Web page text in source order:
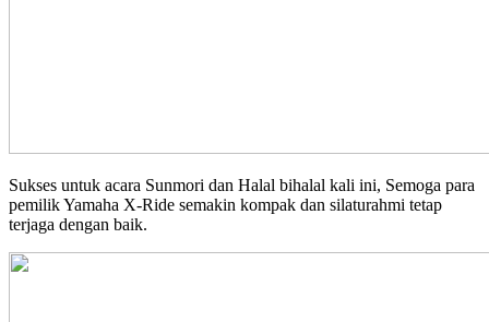
Sukses untuk acara Sunmori dan Halal bihalal kali ini, Semoga para
pemilik Yamaha X-Ride semakin kompak dan silaturahmi tetap
terjaga dengan baik.